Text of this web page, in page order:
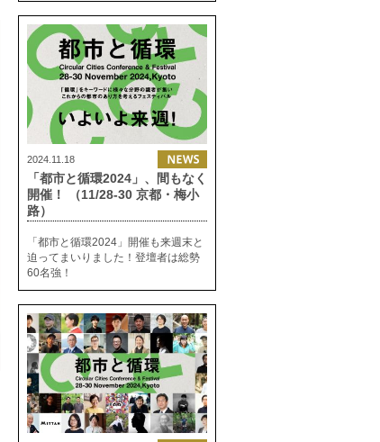
2024.11.18
「都市と循環2024」、間もなく
開催！ （11/28-30 京都・梅小
路）
「都市と循環2024」開催も来週末と
迫ってまいりました！登壇者は総勢
60名強！